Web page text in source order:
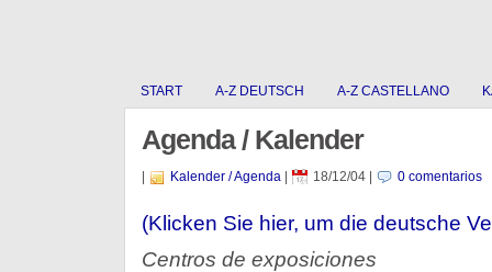
START A-Z DEUTSCH A-Z CASTELLANO
Agenda / Kalender
Kalender / Agenda| 18/12/04| 0 comentarios
(Klicken Sie hier, um die deutsche
Centros de exposiciones